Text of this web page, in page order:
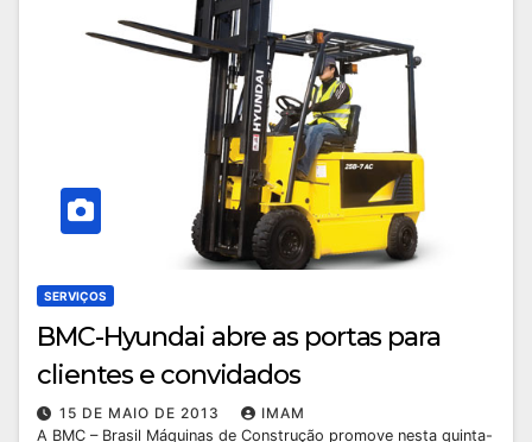
SERVIÇOS
BMC-Hyundai abre as portas para
clientes e convidados
15 DE MAIO DE 2013
IMAM
A BMC – Brasil Máquinas de Construção promove nesta quinta-